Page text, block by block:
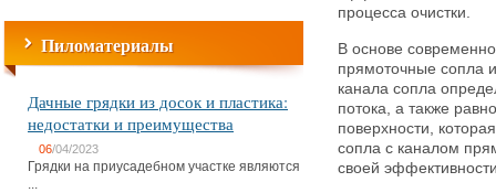
Пиломатериалы
Дачные грядки из досок и пластика:
недостатки и преимущества
06/04/2023
Грядки на приусадебном участке являются
...
процесса очистки.
В основе
прямоточные сопла
канала сопла
потока, а также
поверхности,
сопла с каналом
своей